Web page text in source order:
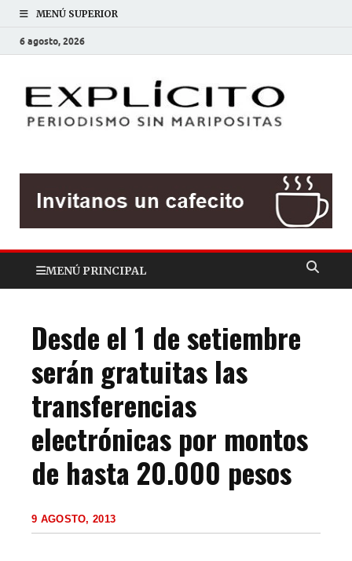
MENÚ SUPERIOR
6 agosto, 2026
MENÚ PRINCIPAL
Desde el 1 de setiembre
serán gratuitas las
transferencias
electrónicas por montos
de hasta 20.000 pesos
9 AGOSTO, 2013